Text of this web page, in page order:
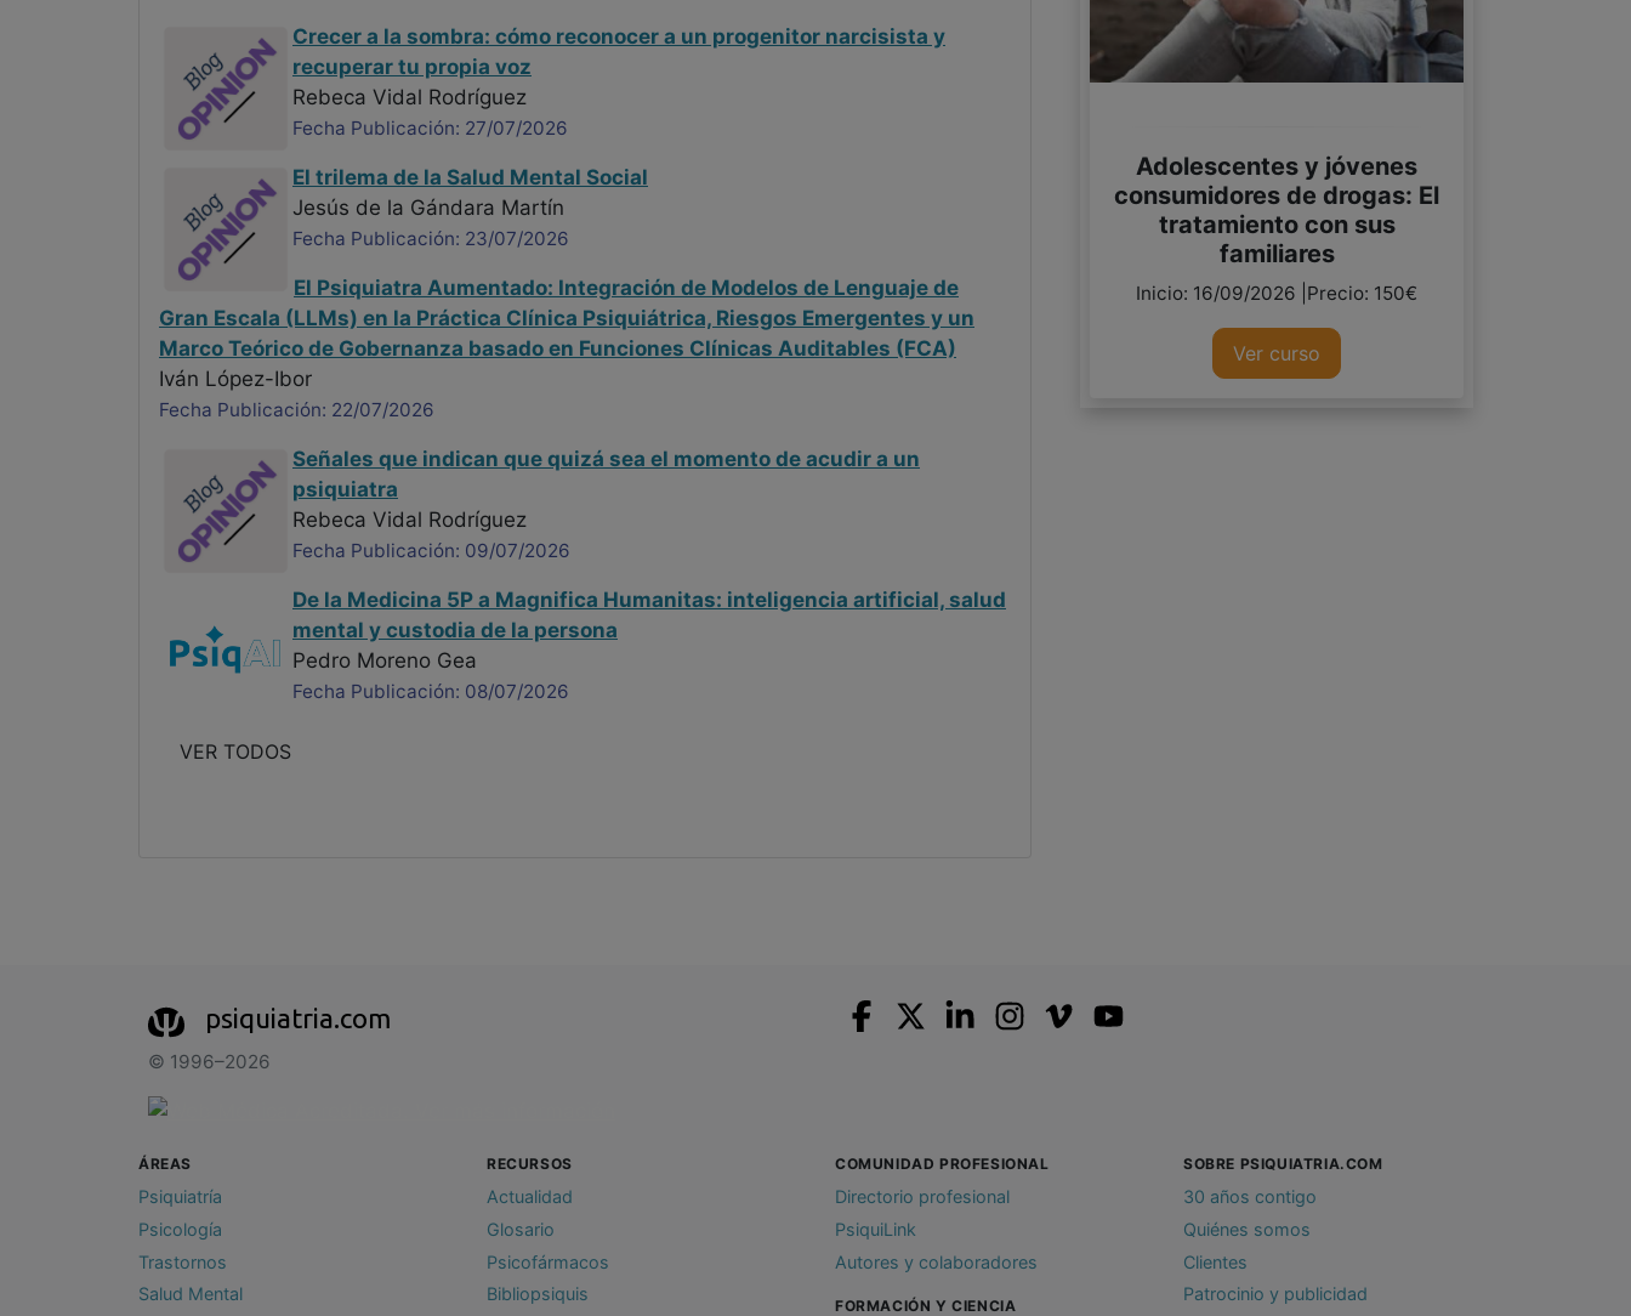
Crecer a la sombra: cómo reconocer a un progenitor narcisista y
recuperar tu propia voz
Rebeca Vidal Rodríguez
Fecha Publicación: 27/07/2026
El trilema de la Salud Mental Social
Jesús de la Gándara Martín
Fecha Publicación: 23/07/2026
El Psiquiatra Aumentado: Integración de Modelos de Lenguaje de
Gran Escala (LLMs) en la Práctica Clínica Psiquiátrica, Riesgos Emergentes y un
Marco Teórico de Gobernanza basado en Funciones Clínicas Auditables (FCA)
Iván López-Ibor
Fecha Publicación: 22/07/2026
Señales que indican que quizá sea el momento de acudir a un
psiquiatra
Rebeca Vidal Rodríguez
Fecha Publicación: 09/07/2026
De la Medicina 5P a Magnifica Humanitas: inteligencia artificial, salud
mental y custodia de la persona
Pedro Moreno Gea
Fecha Publicación: 08/07/2026
VER TODOS
Adolescentes y jóvenes
consumidores de drogas: El
tratamiento con sus
familiares
Inicio: 16/09/2026 |Precio: 150€
Ver curso
psiquiatria.com
© 1996–2026
ÁREAS
Psiquiatría
Psicología
Trastornos
Salud Mental
RECURSOS
Actualidad
Glosario
Psicofármacos
Bibliopsiquis
COMUNIDAD PROFESIONAL
Directorio profesional
PsiquiLink
Autores y colaboradores
FORMACIÓN Y CIENCIA
SOBRE PSIQUIATRIA.COM
30 años contigo
Quiénes somos
Clientes
Patrocinio y publicidad